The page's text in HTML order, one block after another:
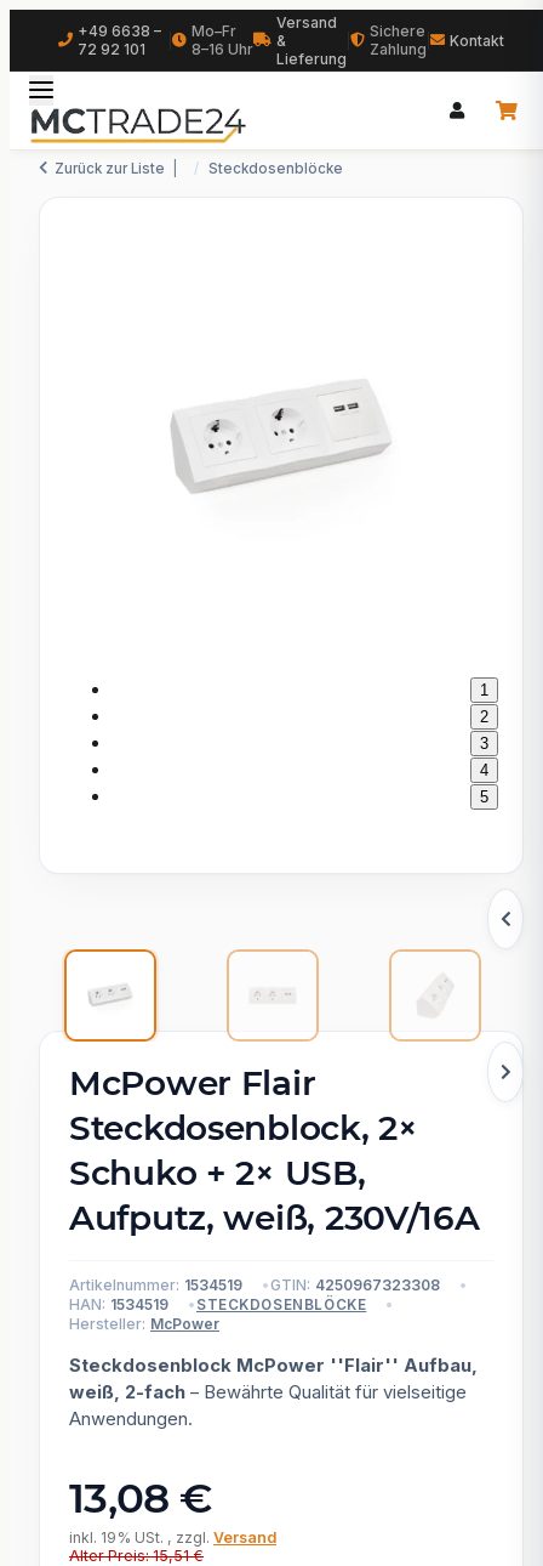
+49 6638 –
72 92 101
Mo–Fr
8–16 Uhr
Versand
&
Lieferung
Sichere
Zahlung
Kontakt
Zurück zur Liste Steckdosenblöcke
1
2
3
4
5
McPower Flair
Steckdosenblock, 2×
Schuko + 2× USB,
Aufputz, weiß, 230V/16A
Artikelnummer: 1534519 GTIN: 4250967323308
HAN: 1534519 STECKDOSENBLÖCKE
Hersteller: McPower
Steckdosenblock McPower ''Flair'' Aufbau,
weiß, 2-fach – Bewährte Qualität für vielseitige
Anwendungen.
13,08 €
inkl. 19% USt. , zzgl. Versand
Alter Preis: 15,51 €